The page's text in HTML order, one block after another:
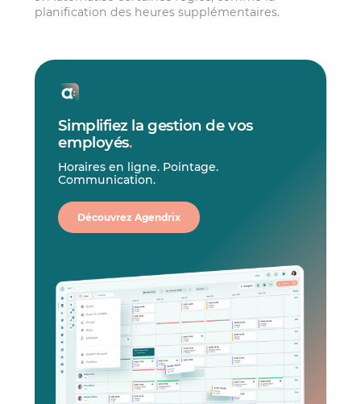
planification des heures supplémentaires.
Simplifiez la gestion de vos
employés.
Horaires en ligne. Pointage.
Communication.
Découvrez Agendrix